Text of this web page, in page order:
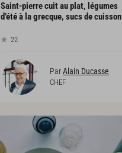
Saint-pierre cuit au plat, légumes
d’été à la grecque, sucs de cuisson
22
ParAlain Ducasse
CHEF